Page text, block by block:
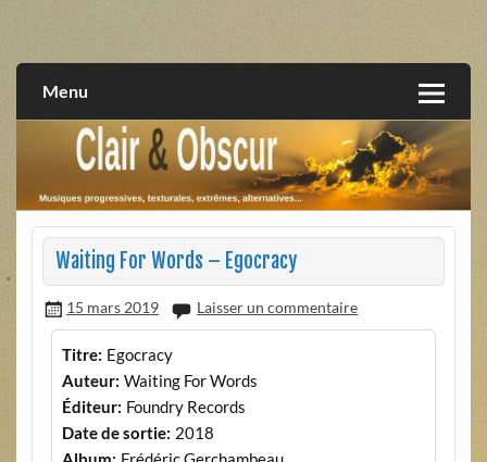
extrêmes, alternatives, texturales
Menu
Waiting For Words – Egocracy
15 mars 2019 Laisser un commentaire
Titre: Egocracy
Auteur: Waiting For Words
Éditeur: Foundry Records
Date de sortie: 2018